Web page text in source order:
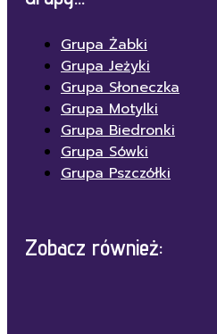
Grupa Żabki
Grupa Jeżyki
Grupa Słoneczka
Grupa Motylki
Grupa Biedronki
Grupa Sówki
Grupa Pszczółki
Zobacz również: